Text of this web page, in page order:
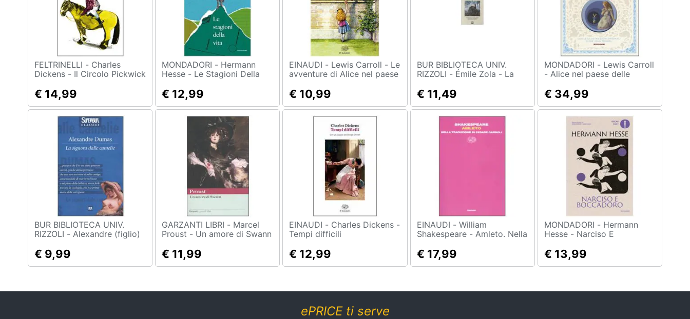
Beauty
Giocattoli
Prima infanzia
Casalinghi
Abbigliamento
Animali
Libri, cd e dvd
Promozioni
FELTRINELLI - Charles
Dickens - Il Circolo Pickwick
€ 14,99
MONDADORI - Hermann
Hesse - Le Stagioni Della
€ 12,99
EINAUDI - Lewis Carroll - Le
avventure di Alice nel paese
€ 10,99
BUR BIBLIOTECA UNIV.
RIZZOLI - Émile Zola - La
€ 11,49
MONDADORI - Lewis Carroll
- Alice nel paese delle
specchio e quello che Alice
vi trovò. Ediz. illustrata
€ 34,99
BUR BIBLIOTECA UNIV.
RIZZOLI - Alexandre (figlio)
camelie
€ 9,99
GARZANTI LIBRI - Marcel
Proust - Un amore di Swann
€ 11,99
EINAUDI - Charles Dickens -
Tempi difficili
€ 12,99
EINAUDI - William
Shakespeare - Amleto. Nella
Garboli
€ 17,99
MONDADORI - Hermann
Hesse - Narciso E
€ 13,99
ePRICE ti serve